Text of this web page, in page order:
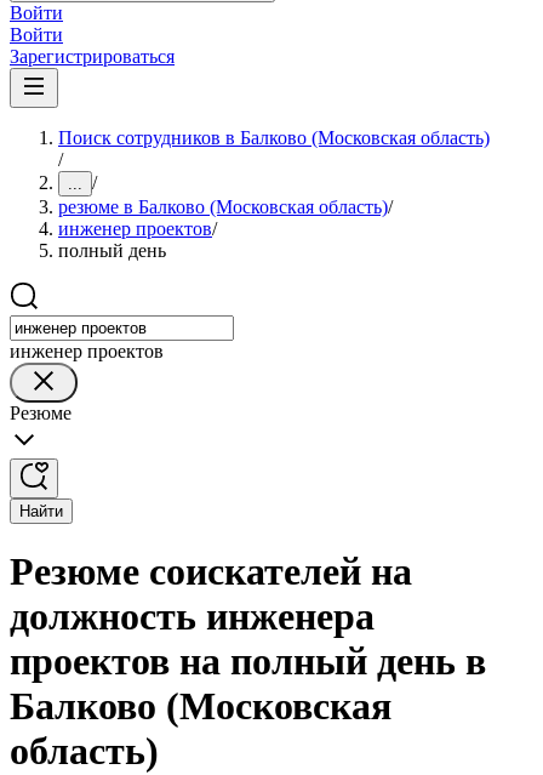
Войти
Войти
Зарегистрироваться
Поиск сотрудников в Балково (Московская область)
/
... /
резюме в Балково (Московская область)/
инженер проектов/
полный день
инженер проектов
Резюме
Найти
Резюме соискателей на
должность инженера
проектов на полный день в
Балково (Московская
область)